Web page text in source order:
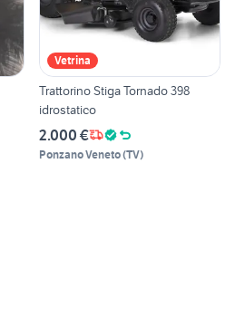
Vetrina
Trattorino Stiga Tornado 398
idrostatico
2.000 €
Ponzano Veneto(TV)